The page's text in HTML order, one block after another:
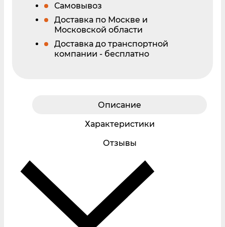
Самовывоз
Доставка по Москве и
Московской области
Доставка до транспортной
компании - бесплатно
Описание
Характеристики
Отзывы